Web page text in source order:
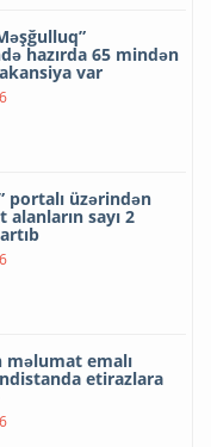
hazırda 65 mindən
var
portalı üzərindən
sayı 2
məlumat emalı
etirazlara